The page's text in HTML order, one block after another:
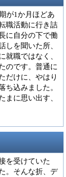
が1か月ほどあ
職活動に行き詰
に自分の下で働
しを聞いた所、
就職ではなく、
のです。普通に
だけに、やはり
ち込みました。
まに思い出す、
を受けていた
。そんな折、デ